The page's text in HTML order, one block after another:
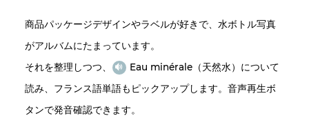
商品パッケージデザインやラベルが好きで、水ボトル写真
がアルバムにたまっています。
それを整理しつつ、
Eau minérale（天然水）について
読み、フランス語単語もピックアップします。音声再生ボ
タンで発音確認できます。